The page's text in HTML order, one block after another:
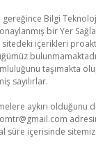
gereğince Bilgi
bir Yer
içerikleri
taşımakta
sayılırlar.
aykırı olduğunu
süre içerisinde